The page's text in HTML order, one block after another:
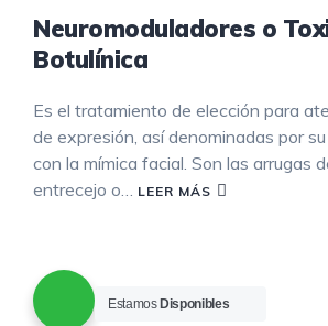
Neuromoduladores o
Botulínica
Es el tratamiento de elección para
de expresión, así denominadas por
con la mímica facial. Son las arrugas
entrecejo o… LEER MÁS
Estamos Disponibles